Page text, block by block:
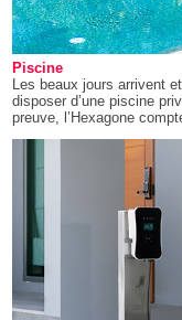
Piscine
Les beaux jours arrivent
disposer d’une piscine
preuve, l’Hexagone